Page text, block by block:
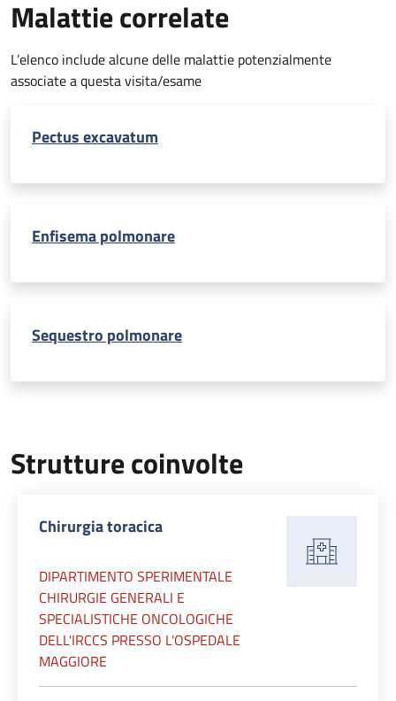
Malattie correlate
L’elenco include alcune delle malattie potenzialmente
associate a questa visita/esame
Pectus excavatum
Enfisema polmonare
Sequestro polmonare
Strutture coinvolte
Chirurgia toracica
DIPARTIMENTO SPERIMENTALE
CHIRURGIE GENERALI E
SPECIALISTICHE ONCOLOGICHE
DELL'IRCCS PRESSO L'OSPEDALE
MAGGIORE